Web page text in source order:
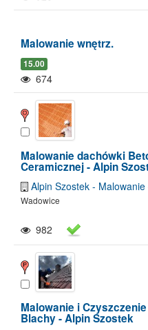
Malowanie wnętrz.
15.00
674
Malowanie dachówki
Ceramicznej - Alpin
Alpin Szostek -
Wadowice
982
Malowanie i
Blachy - Alpin Szostek